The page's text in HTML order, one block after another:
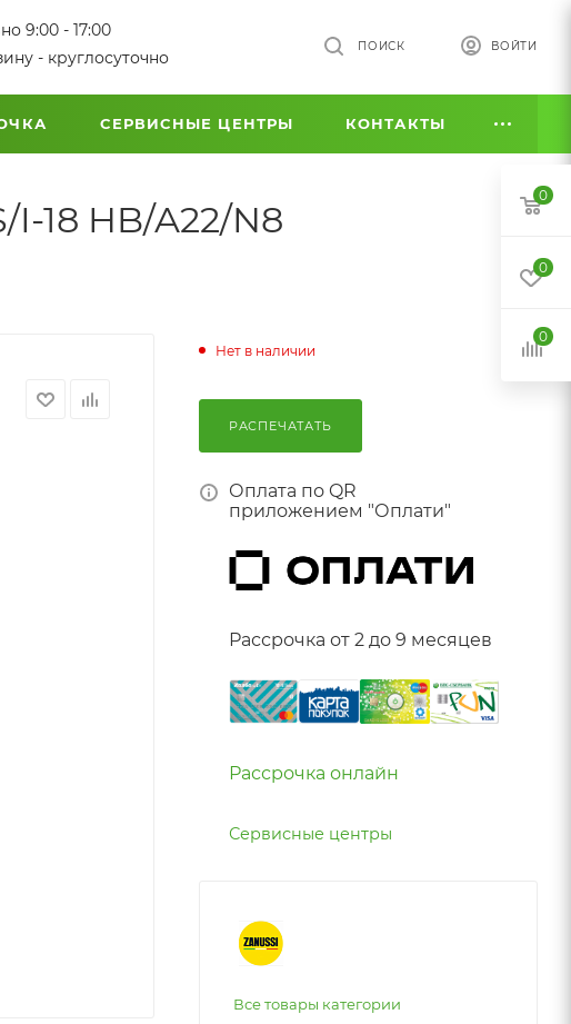
9:00 - 17:00
- круглосуточно
ВОЙТИ
ПОИСК
СЕРВИСНЫЕ ЦЕНТРЫ КОНТАКТЫ
18 HB/A22/N8
Нет в наличии
РАСПЕЧАТАТЬ
Оплата по QR
приложением "Оплати"
Рассрочка от 2 до 9 месяцев
Рассрочка онлайн
Сервисные центры
Все товары категории
0
0
0